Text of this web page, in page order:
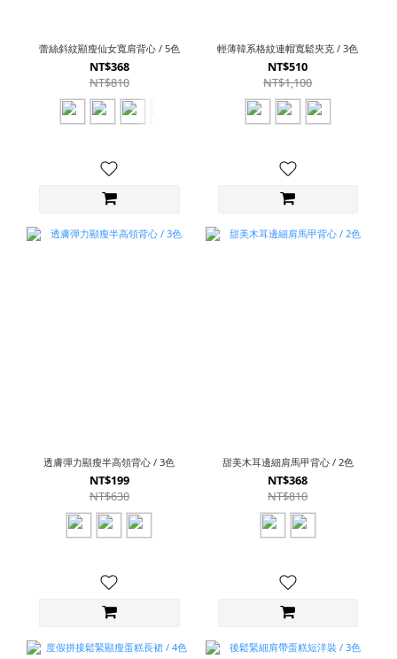
蕾絲斜紋顯瘦仙女寬肩背心 / 5色
NT$368
NT$810
輕薄韓系格紋連帽寬鬆夾克 / 3色
NT$510
NT$1,100
透膚彈力顯瘦半高領背心 / 3色
NT$199
NT$630
甜美木耳邊細肩馬甲背心 / 2色
NT$368
NT$810